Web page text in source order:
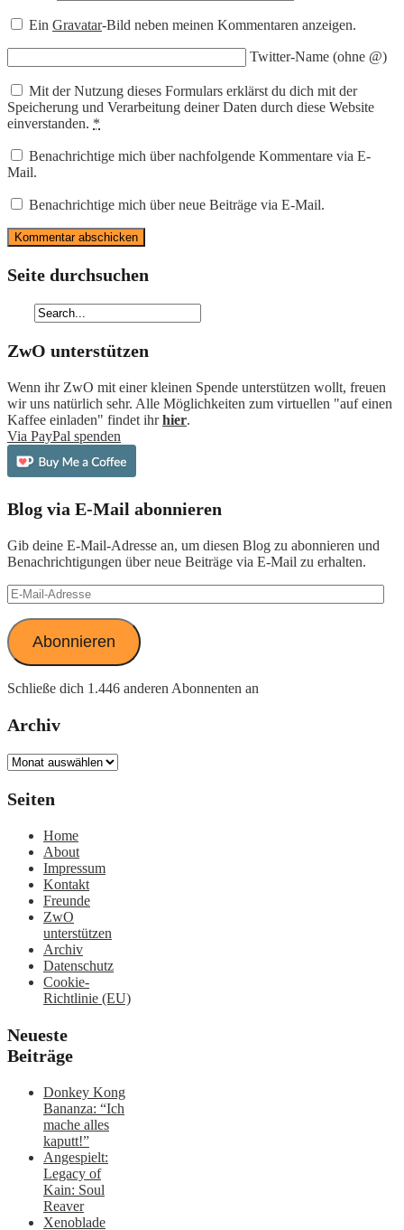
EinGravatar-Bild neben meinen Kommentaren anzeigen.
Twitter-Name (ohne @)
Mit der Nutzung dieses Formulars erklärst du dich mit der
Speicherung und Verarbeitung deiner Daten durch diese Website
einverstanden. *
Benachrichtige mich über nachfolgende Kommentare via E-
Mail.
Benachrichtige mich über neue Beiträge via E-Mail.
Seite durchsuchen
ZwO unterstützen
Wenn ihr ZwO mit einer kleinen Spende unterstützen wollt, freuen
wir uns natürlich sehr. Alle Möglichkeiten zum virtuellen "auf einen
Kaffee einladen" findet ihrhier.
Via PayPal spenden
Blog via E-Mail abonnieren
Gib deine E-Mail-Adresse an, um diesen Blog zu abonnieren und
Benachrichtigungen über neue Beiträge via E-Mail zu erhalten.
E-
Mail-
Adresse
Abonnieren
Schließe dich 1.446 anderen Abonnenten an
Archiv
Archiv
Seiten
Home
About
Impressum
Kontakt
Freunde
ZwO
unterstützen
Archiv
Datenschutz
Cookie-
Richtlinie (EU)
Neueste
Beiträge
Donkey Kong
Bananza: “Ich
mache alles
kaputt!”
Angespielt:
Legacy of
Kain: Soul
Reaver
Xenoblade